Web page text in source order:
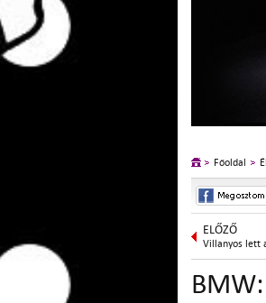
Főoldal
ELŐZŐ
Villanyos lett